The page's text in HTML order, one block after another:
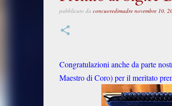
pubblicato da concuoredimadre novembre 10,
Congratulazioni anche da parte
Maestro di Coro) per il meritato